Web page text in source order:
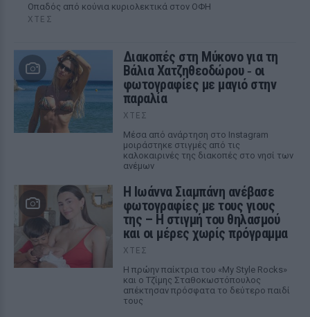
Οπαδός από κούνια κυριολεκτικά στον ΟΦΗ
ΧΤΕΣ
Διακοπές στη Μύκονο για τη
Βάλια Χατζηθεοδώρου ‑ οι
φωτογραφίες με μαγιό στην
παραλία
ΧΤΕΣ
Μέσα από ανάρτηση στο Instagram
μοιράστηκε στιγμές από τις
καλοκαιρινές της διακοπές στο νησί των
ανέμων
H Ιωάννα Σιαμπάνη ανέβασε
φωτογραφίες με τους γιους
της – Η στιγμή του θηλασμού
και οι μέρες χωρίς πρόγραμμα
ΧΤΕΣ
Η πρώην παίκτρια του «My Style Rocks»
και ο Τζίμης Σταθοκωστόπουλος
απέκτησαν πρόσφατα το δεύτερο παιδί
τους